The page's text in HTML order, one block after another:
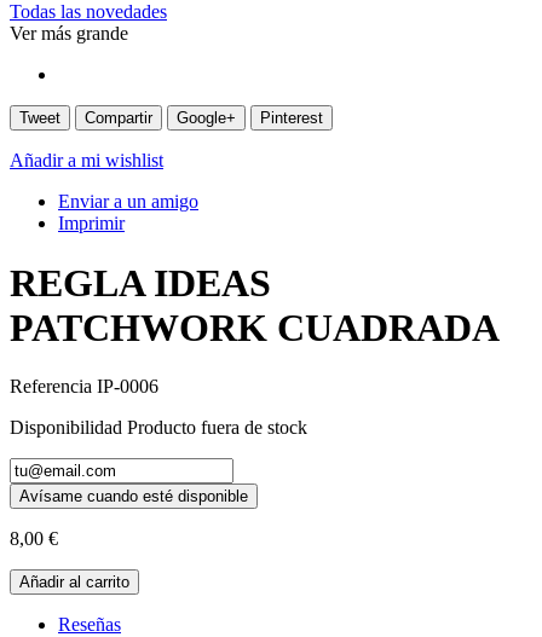
Todas las novedades
Ver más grande
Tweet Compartir Google+ Pinterest
Añadir a mi wishlist
Enviar a un amigo
Imprimir
REGLA IDEAS
PATCHWORK CUADRADA
Referencia IP-0006
Disponibilidad Producto fuera de stock
Avísame cuando esté disponible
8,00 €
Añadir al carrito
Reseñas